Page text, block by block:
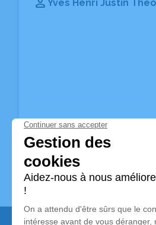
Yves Henri Justin
Vous ne trouvez pas
Pour affiner votre recherche,
Pour toute question relative